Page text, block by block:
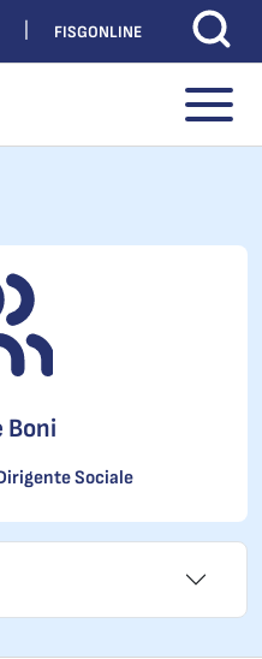
FISGONLINE
Boni
Sociale